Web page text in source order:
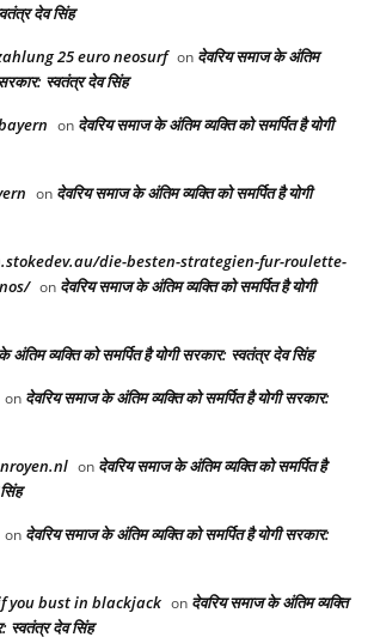
देव सिंह
25 euro neosurf on देवरिय समाज के अंतिम
सरकार: स्वतंत्र देव सिंह
on देवरिय समाज के अंतिम व्यक्ति को समर्पित है योगी
on देवरिय समाज के अंतिम व्यक्ति को समर्पित है योगी
die-besten-strategien-fur-roulette-
on देवरिय समाज के अंतिम व्यक्ति को समर्पित है योगी
अंतिम व्यक्ति को समर्पित है योगी सरकार: स्वतंत्र देव सिंह
on देवरिय समाज के अंतिम व्यक्ति को समर्पित है योगी सरकार:
on देवरिय समाज के अंतिम व्यक्ति को समर्पित है
on देवरिय समाज के अंतिम व्यक्ति को समर्पित है योगी सरकार:
you bust in blackjack on देवरिय समाज के अंतिम व्यक्ति
स्वतंत्र देव सिंह